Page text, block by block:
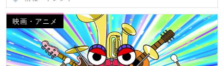
映画・アニメ